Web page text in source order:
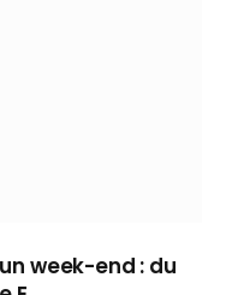
week-end : du